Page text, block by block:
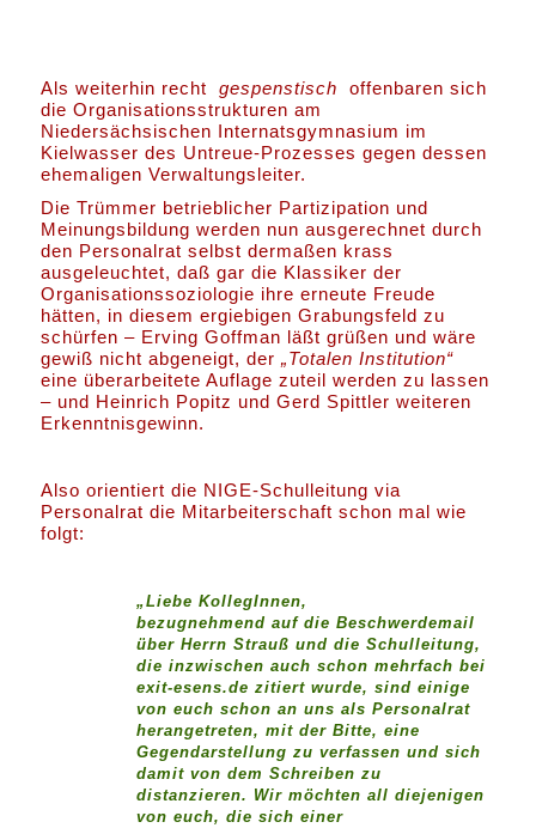
Als weiterhin rechtgespenstisch offenbaren sich
die Organisationsstrukturen am
Niedersächsischen Internatsgymnasium im
Kielwasser des Untreue-Prozesses gegen dessen
ehemaligen Verwaltungsleiter.
Die Trümmer betrieblicher Partizipation und
Meinungsbildung werden nun ausgerechnet durch
den Personalrat selbst dermaßen krass
ausgeleuchtet, daß gar die Klassiker der
Organisationssoziologie ihre erneute Freude
hätten, in diesem ergiebigen Grabungsfeld zu
schürfen – Erving Goffman läßt grüßen und wäre
gewiß nicht abgeneigt, der„Totalen Institution“
eine überarbeitete Auflage zuteil werden zu lassen
– und Heinrich Popitz und Gerd Spittler weiteren
Erkenntnisgewinn.
Also orientiert die NIGE-Schulleitung via
Personalrat die Mitarbeiterschaft schon mal wie
folgt:
„Liebe KollegInnen,
bezugnehmend auf die Beschwerdemail
über Herrn Strauß und die Schulleitung,
die inzwischen auch schon mehrfach bei
exit-esens.de zitiert wurde, sind einige
von euch schon an uns als Personalrat
herangetreten, mit der Bitte, eine
Gegendarstellung zu verfassen und sich
damit von dem Schreiben zu
distanzieren. Wir möchten all diejenigen
von euch, die sich einer